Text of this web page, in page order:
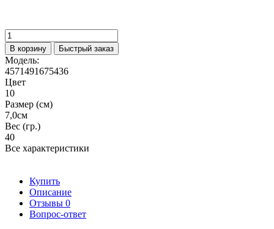
В корзину Быстрый заказ
Модель:
4571491675436
Цвет
10
Размер (см)
7,0см
Вес (гр.)
40
Все характеристики
Купить
Описание
Отзывы 0
Вопрос-ответ